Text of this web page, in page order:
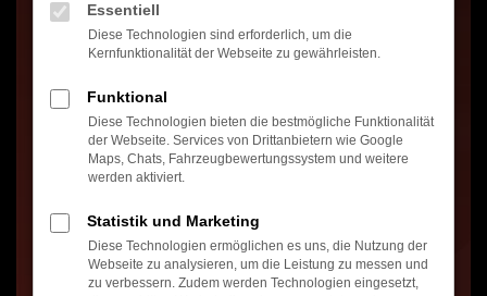
IHRE VORTEILE
MIT AUTOHAUS OSTERER
Seit über 60 Jahren bietet das Autohaus Osterer
einen ausgezeichneten Service und Vertrieb der
Marken Volkswagen, Audi und Skoda. Unser Team
besteht aus jungen motivierten, erfahrenen und
qualifizierten Mitarbeitern. Sie sind der Motor
unseres Erfolgs und sichern unseren Kunden ein
Essentiell
Diese Technologien sind erforderlich, um die
Kernfunktionalität der Webseite zu gewährleisten.
Funktional
Diese Technologien bieten die bestmögliche Funktionalität
der Webseite. Services von Drittanbietern wie Google
Maps, Chats, Fahrzeugbewertungssystem und weitere
werden aktiviert.
Statistik und Marketing
Diese Technologien ermöglichen es uns, die Nutzung der
Webseite zu analysieren, um die Leistung zu messen und
zu verbessern. Zudem werden Technologien eingesetzt,